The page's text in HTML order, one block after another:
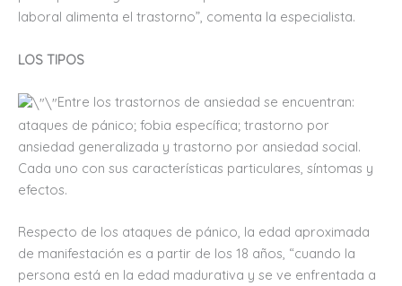
laboral alimenta el trastorno”, comenta la especialista.
LOS TIPOS
Entre los trastornos de ansiedad se encuentran:
ataques de pánico; fobia específica; trastorno por
ansiedad generalizada y trastorno por ansiedad social.
Cada uno con sus características particulares, síntomas y
efectos.
Respecto de los ataques de pánico, la edad aproximada
de manifestación es a partir de los 18 años, “cuando la
persona está en la edad madurativa y se ve enfrentada a